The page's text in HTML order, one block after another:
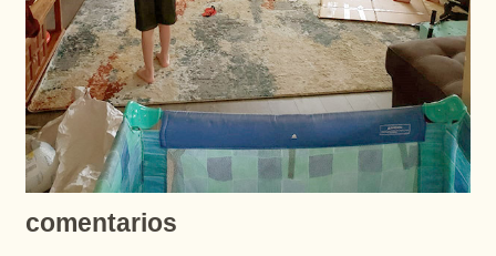
comentarios